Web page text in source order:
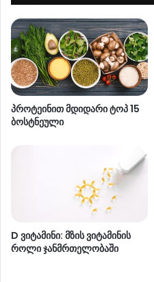
პროტეინით მდიდარი ტოპ 15
ბოსტნეული
D ვიტამინი: მზის ვიტამინის
როლი ჯანმრთელობაში